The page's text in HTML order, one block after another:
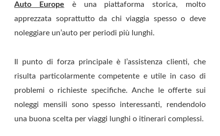
Auto Europe è una piattaforma storica, molto
apprezzata soprattutto da chi viaggia spesso o deve
noleggiare un’auto per periodi più lunghi.
Il punto di forza principale è l’assistenza clienti, che
risulta particolarmente competente e utile in caso di
problemi o richieste specifiche. Anche le offerte sui
noleggi mensili sono spesso interessanti, rendendolo
una buona scelta per viaggi lunghi o itinerari complessi.